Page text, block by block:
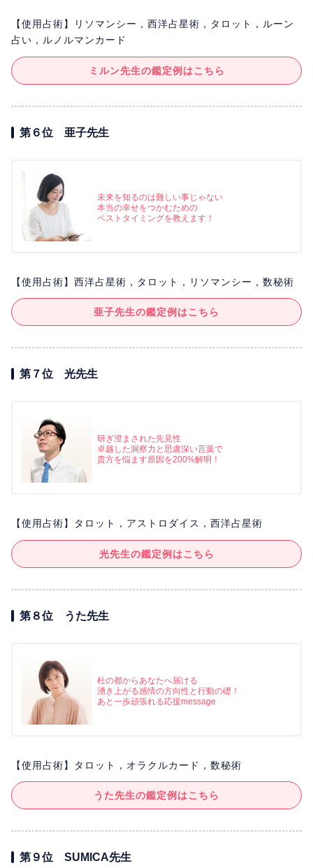
【使用占術】リソマンシー，西洋占星術，タロット，ルーン
占い，ルノルマンカード
ミルン先生の鑑定例はこちら
第６位 亜子先生
未来を知るのは難しい事じゃない
本当の幸せをつかむための
ベストタイミングを教えます！
【使用占術】西洋占星術，タロット，リソマンシー，数秘術
亜子先生の鑑定例はこちら
第７位 光先生
研ぎ澄まされた先見性
卓越した洞察力と思慮深い言葉で
貴方を悩ます原因を200%解明！
【使用占術】タロット，アストロダイス，西洋占星術
光先生の鑑定例はこちら
第８位 うた先生
杜の都からあなたへ届ける
湧き上がる感情の方向性と行動の礎！
あと一歩頑張れる応援message
【使用占術】タロット，オラクルカード，数秘術
うた先生の鑑定例はこちら
第９位 SUMICA先生